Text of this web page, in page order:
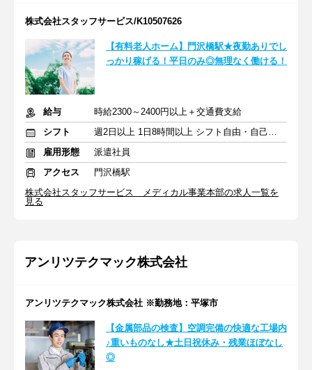
株式会社スタッフサービス/K10507626
【有料老人ホーム】門沢橋駅★夜勤ありでし
っかり稼げる！平日のみ◎無理なく働ける！
給与
時給2300～2400円以上＋交通費支給
シフト
週2日以上 1日8時間以上 シフト自由・自己申告
雇用形態
派遣社員
アクセス
門沢橋駅
株式会社スタッフサービス メディカル事業本部の求人一覧を
見る
アンリツテクマック株式会社
アンリツテクマック株式会社 ※勤務地：平塚市
【金属部品の検査】空調完備の快適な工場内
♪重いものなし★土日祝休み・残業ほぼなし
◎